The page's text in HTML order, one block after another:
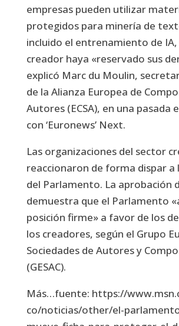
empresas pueden utilizar
protegidos para minería de
incluido el entrenamiento de IA,
creador haya «reservado sus
explicó Marc du Moulin,
de la Alianza Europea de
Autores (ECSA), en una pasada
con ‘Euronews’ Next.
Las organizaciones del sector
reaccionaron de forma dispar a
del Parlamento. La aprobación
demuestra que el Parlamento
posición firme» a favor de los
los creadores, según el Grupo
Sociedades de Autores y
(GESAC).
Más…fuente: https://
co/noticias/other/el-